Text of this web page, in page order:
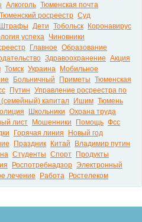
Алкоголь Тюменская почта
Тюменский росреестр Суд
Штрафы Дети Тобольск
Коронавирус
успеха Чиновники
Главное Образование
Здравоохранение Акция
Томск Украина
Мобильное
Больничный Приметы Тюменская
Путин Управление росреестра по
капитал Ишим Тюмень
Школьники Охрана труда
лист Мошенники Помощь Фсс
Горячая линия
Новый год
Праздник Китай
Владимир путин
Студенты Спорт
Продукты
Роспотребнадзор Электронный
лечение Работа Ростелеком